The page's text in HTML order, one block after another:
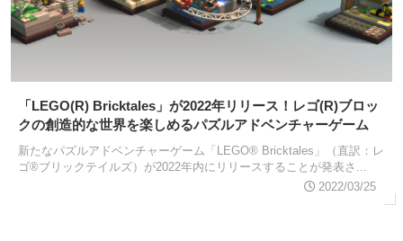
「LEGO(R) Bricktales」が2022年リリース！レゴ(R)ブロッ
クの創造的な世界を楽しめるパズルアドベンチャーゲーム
新たなパズルアドベンチャーゲーム「LEGO® Bricktales」（直訳：レ
ゴ®ブリックテイルズ）が2022年内にリリースすることが発表さ...
2022/03/25